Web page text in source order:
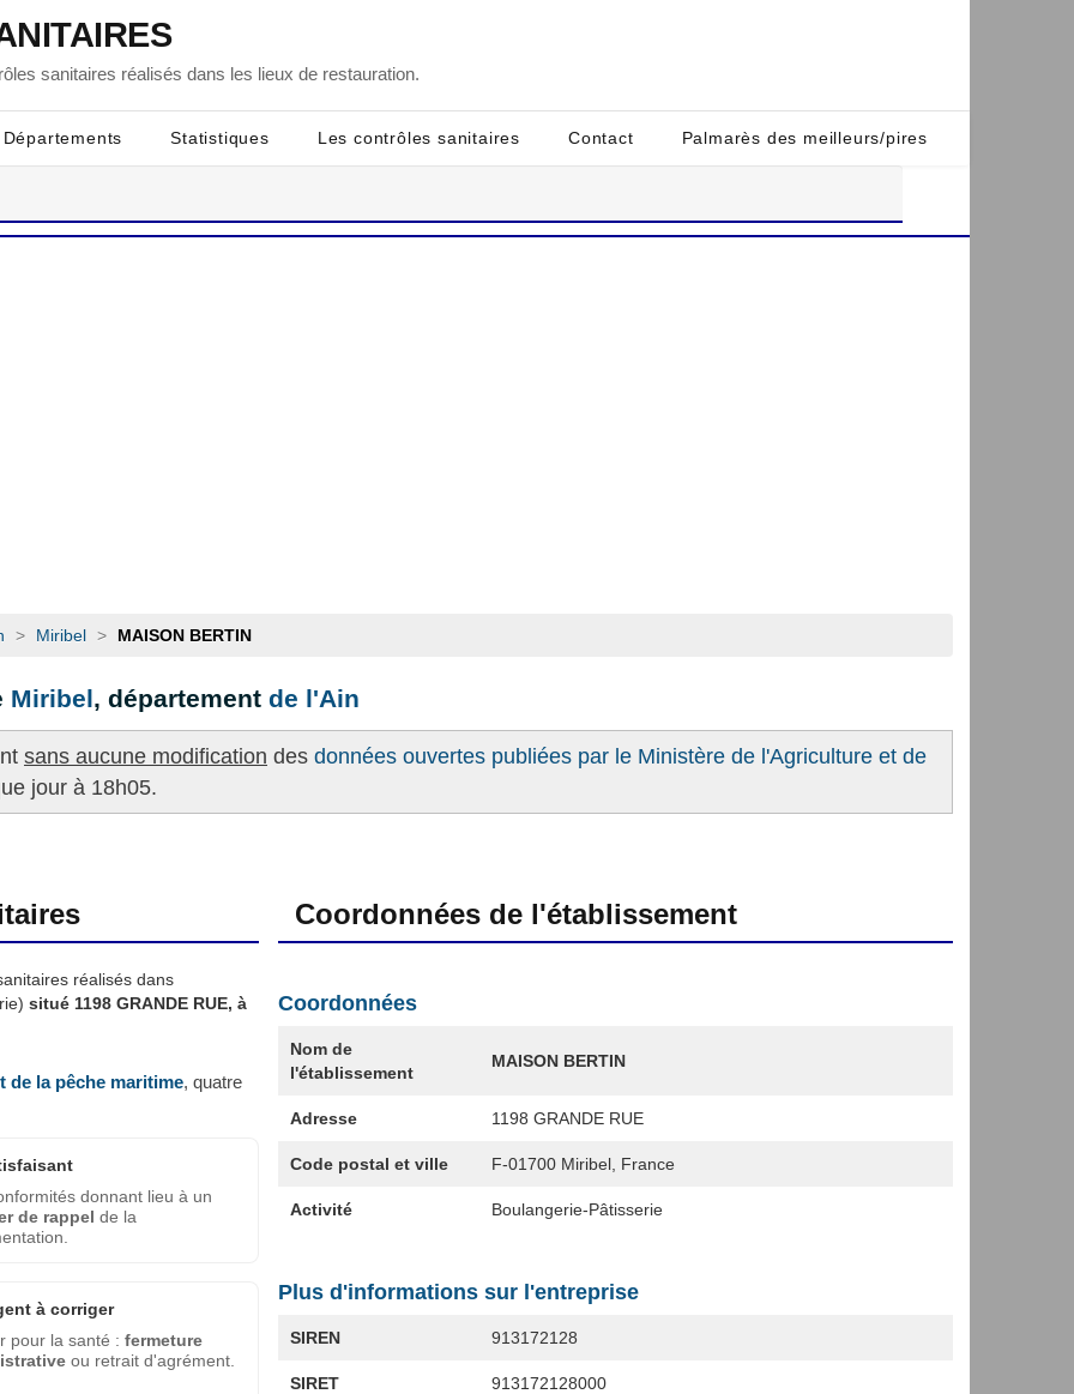
sanitaires réalisés dans les lieux de restauration.
Départements Statistiques Les contrôles sanitaires Contact Palmarès des meilleurs/pires
> Miribel > MAISON BERTIN
Miribel, département de l'Ain
sans aucune modification des données ouvertes publiées par le Ministère de l'Agriculture et de
jour à 18h05.
réalisés dans
situé 1198 GRANDE RUE, à
de la pêche maritime, quatre
donnant lieu à un
de rappel de la
à corriger
pour la santé : fermeture
ou retrait d'agrément.
Coordonnées de l'établissement
Coordonnées
Nom de
l'établissement
MAISON BERTIN
Adresse 1198 GRANDE RUE
Code postal et ville F-01700 Miribel, France
Activité Boulangerie-Pâtisserie
Plus d'informations sur l'entreprise
SIREN 913172128
SIRET 913172128000